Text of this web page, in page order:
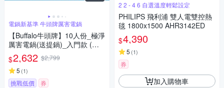
電鍋新基準 牛頭牌厲害電鍋
【Buffalo牛頭牌】10人份_極淨
厲害電鍋(送提鍋)_入門款 (白/
可分離式牛頭鋼內鍋/304不鏽
鋼)
$2,632 $2,799
5 (1)
挑戰低價 券
2 2 - 4 6 自選溫度輕鬆設定
PHILIPS 飛利浦 雙人電雙控熱
毯 1800x1500 AHR3142ED
$4,390
5 (1)
券
加入購物車